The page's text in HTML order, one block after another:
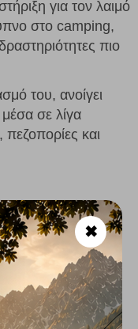
για τον λαιμό
στο camping,
πιο
του, ανοίγει
μέσα σε λίγα
πεζοπορίες και
δευτερόλεπτα
λαιμού
✖